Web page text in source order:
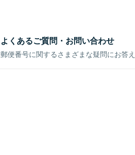
よくあるご質問・お問い合わせ
郵便番号に関するさまざまな疑問にお答え